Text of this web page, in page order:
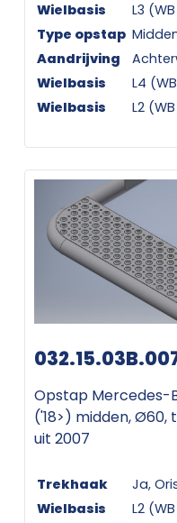
Wielbasis
L3
Type opstap
Aandrijving
Wielbasis
L4
Wielbasis
L2
Opstap Mercedes-
('18>) midden, Ø60,
uit 2007
Trekhaak
Ja,
Wielbasis
L2